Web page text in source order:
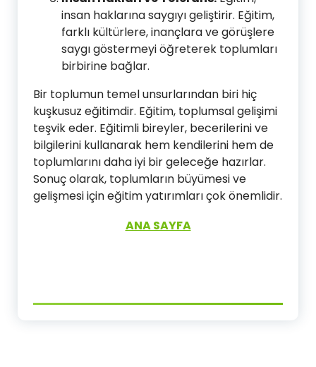
insan haklarına saygıyı geliştirir. Eğitim,
farklı kültürlere, inançlara ve görüşlere
saygı göstermeyi öğreterek toplumları
birbirine bağlar.
Bir toplumun temel unsurlarından biri hiç
kuşkusuz eğitimdir. Eğitim, toplumsal gelişimi
teşvik eder. Eğitimli bireyler, becerilerini ve
bilgilerini kullanarak hem kendilerini hem de
toplumlarını daha iyi bir geleceğe hazırlar.
Sonuç olarak, toplumların büyümesi ve
gelişmesi için eğitim yatırımları çok önemlidir.
ANA SAYFA